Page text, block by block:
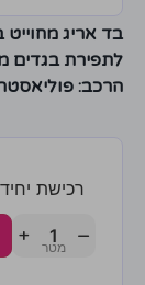
בד אריג מחוייט
לתפירת בגדים
הרכב: פוליאסטר
רכישת יחידה
−
+